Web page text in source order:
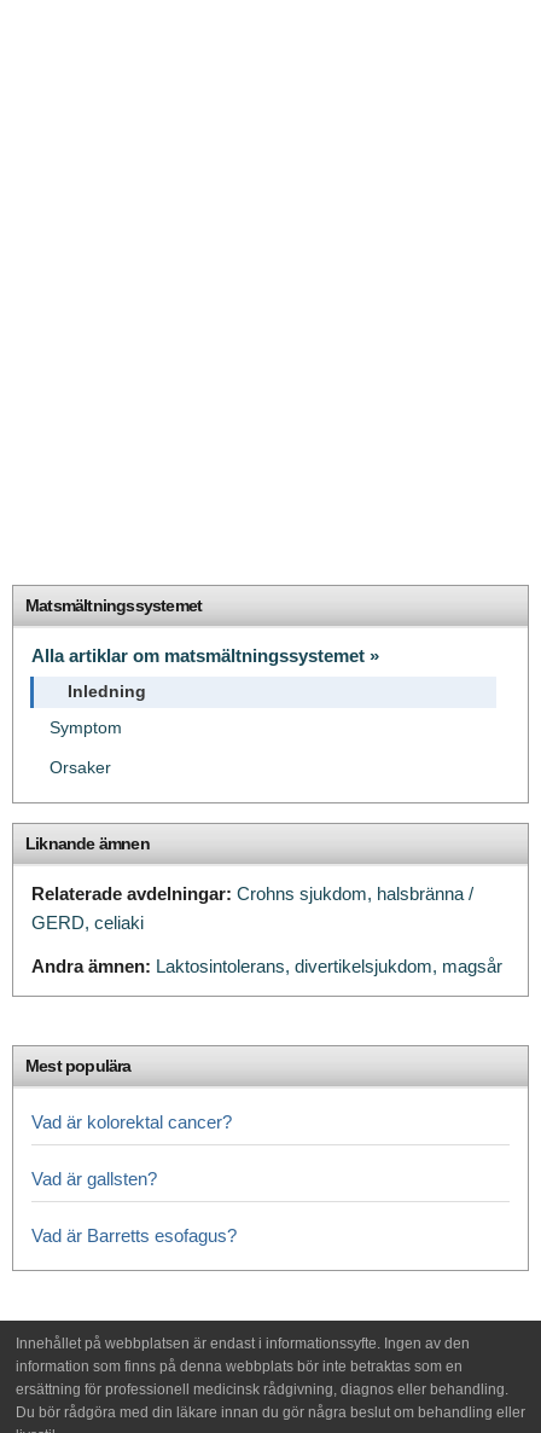
Matsmältningssystemet
Alla artiklar om matsmältningssystemet »
Inledning
Symptom
Orsaker
Liknande ämnen
Relaterade avdelningar: Crohns sjukdom, halsbränna /
GERD, celiaki
Andra ämnen: Laktosintolerans, divertikelsjukdom, magsår
Mest populära
Vad är kolorektal cancer?
Vad är gallsten?
Vad är Barretts esofagus?
Innehållet på webbplatsen är endast i informationssyfte. Ingen av den
information som finns på denna webbplats bör inte betraktas som en
ersättning för professionell medicinsk rådgivning, diagnos eller behandling.
Du bör rådgöra med din läkare innan du gör några beslut om behandling eller